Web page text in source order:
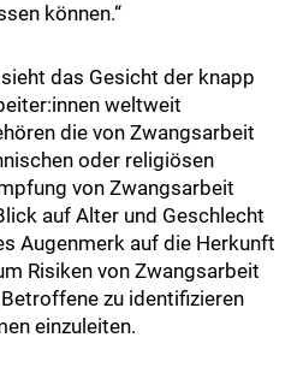
können.“
das Gesicht der knapp
weltweit
die von Zwangsarbeit
oder religiösen
von Zwangsarbeit
auf Alter und Geschlecht
Augenmerk auf die Herkunft
Risiken von Zwangsarbeit
zu identifizieren
einzuleiten.